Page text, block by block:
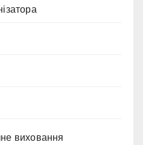
виховання